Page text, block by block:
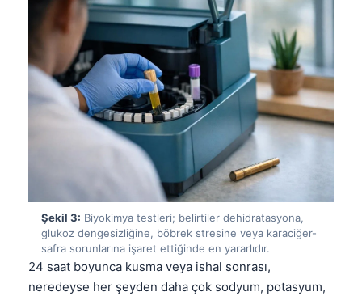
Şekil 3: Biyokimya testleri; belirtiler dehidratasyona,
glukoz dengesizliğine, böbrek stresine veya karaciğer-
safra sorunlarına işaret ettiğinde en yararlıdır.
24 saat boyunca kusma veya ishal sonrası,
neredeyse her şeyden daha çok sodyum, potasyum,